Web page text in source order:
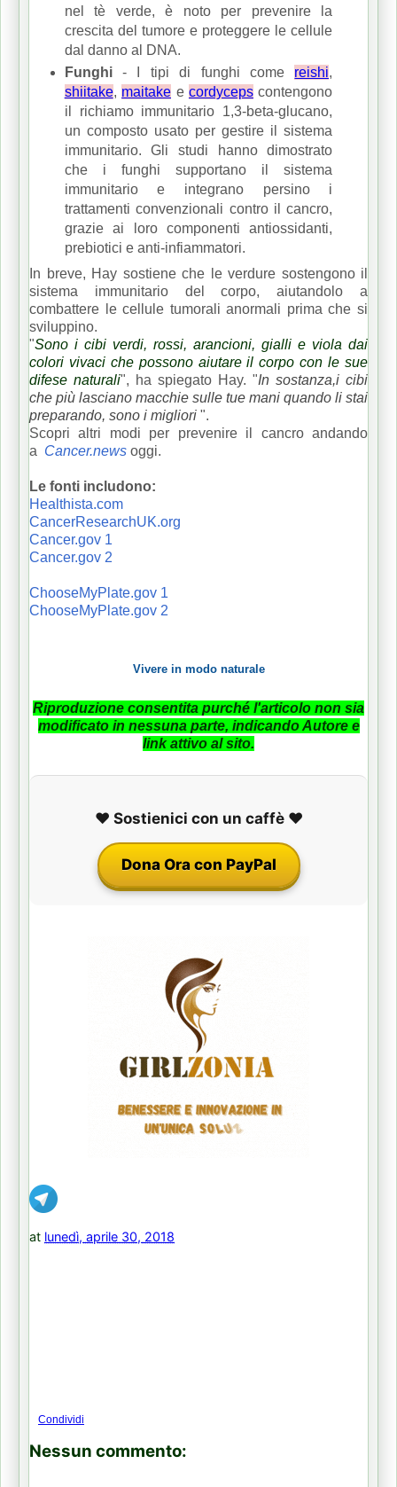
nel tè verde, è noto per prevenire la
crescita del tumore e proteggere le cellule
dal danno al DNA.
Funghi- I tipi di funghi come reishi,
shiitake, maitake e cordycepscontengono
il richiamo immunitario 1,3-beta-glucano,
un composto usato per gestire il sistema
immunitario.Gli studi hanno dimostrato
che i funghi supportano il sistema
immunitario e integrano persino i
trattamenti convenzionali contro il cancro,
grazie ai loro componenti antiossidanti,
prebiotici e anti-infiammatori.
In breve, Hay sostiene che le verdure sostengono il
sistema immunitario del corpo, aiutandolo a
combattere le cellule tumorali anormali prima che si
sviluppino.
"Sono i cibi verdi, rossi, arancioni, gialli e viola dai
colori vivaci che possono aiutare il corpo con le sue
difese naturali", ha spiegato Hay. "In sostanza,i cibi
che più lasciano macchie sulle tue mani quando li stai
preparando, sono i migliori ".
Scopri altri modi per prevenire il cancro andando
a Cancer.news oggi.
Le fonti includono:
Healthista.com
CancerResearchUK.org
Cancer.gov 1
Cancer.gov 2
ChooseMyPlate.gov 1
ChooseMyPlate.gov 2
Vivere in modo naturale
Riproduzione consentita purché l'articolo non sia
modificato in nessuna parte, indicando Autore e
link attivo al sito.
❤️ Sostienici con un caffè ❤️
Dona Ora con PayPal
at lunedì, aprile 30, 2018
Condividi
Nessun commento: